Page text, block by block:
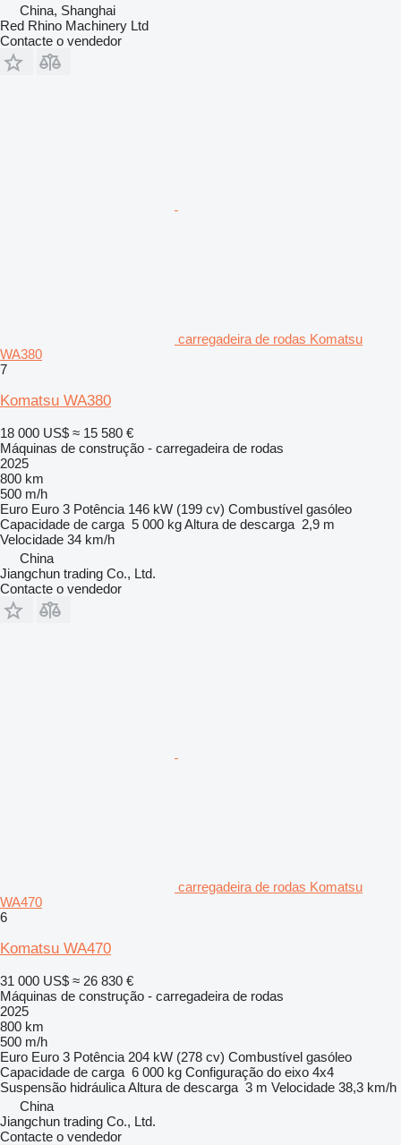
China, Shanghai
Red Rhino Machinery Ltd
Contacte o vendedor
carregadeira de rodas Komatsu
WA380
7
Komatsu WA380
18 000 US$ ≈ 15 580 €
Máquinas de construção - carregadeira de rodas
2025
800 km
500 m/h
Euro Euro 3 Potência 146 kW (199 cv) Combustível gasóleo
Capacidade de carga 5 000 kgAltura de descarga 2,9 m
Velocidade 34 km/h
China
Jiangchun trading Co., Ltd.
Contacte o vendedor
carregadeira de rodas Komatsu
WA470
6
Komatsu WA470
31 000 US$ ≈ 26 830 €
Máquinas de construção - carregadeira de rodas
2025
800 km
500 m/h
Euro Euro 3 Potência 204 kW (278 cv) Combustível gasóleo
Capacidade de carga 6 000 kg Configuração do eixo 4x4
Suspensão hidráulicaAltura de descarga 3 m Velocidade 38,3 km/h
China
Jiangchun trading Co., Ltd.
Contacte o vendedor